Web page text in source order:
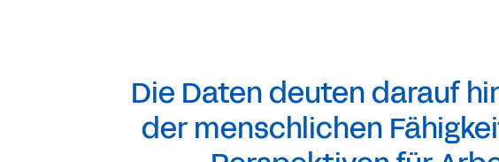
Die Daten deuten darauf
der menschlichen